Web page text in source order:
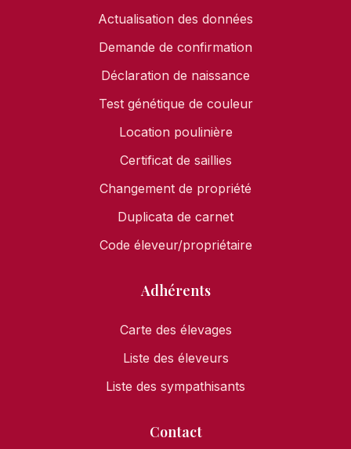
Actualisation des données
Demande de confirmation
Déclaration de naissance
Test génétique de couleur
Location poulinière
Certificat de saillies
Changement de propriété
Duplicata de carnet
Code éleveur/propriétaire
Adhérents
Carte des élevages
Liste des éleveurs
Liste des sympathisants
Contact